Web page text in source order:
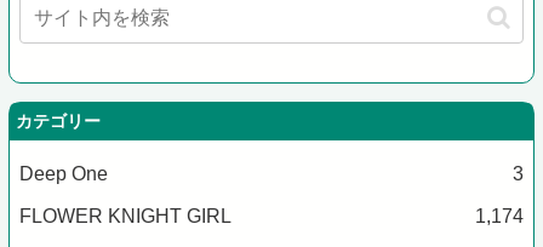
カテゴリー
Deep One 3
FLOWER KNIGHT GIRL 1,174